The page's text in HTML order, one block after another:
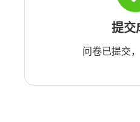
提交
问卷已提交